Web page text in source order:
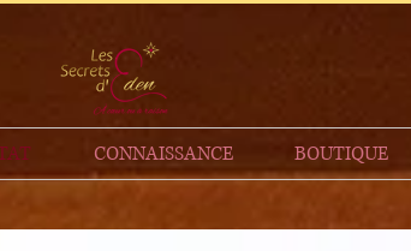
CONNAISSANCE BOUTIQUE